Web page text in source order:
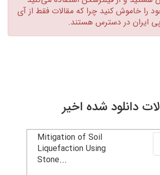
خاموش کنید چرا که مقالات فقط از آی
ایران در دسترس هستند.‏
دانلود شده اخیر
Mitigation of Soil
Liquefaction Using
Stone...